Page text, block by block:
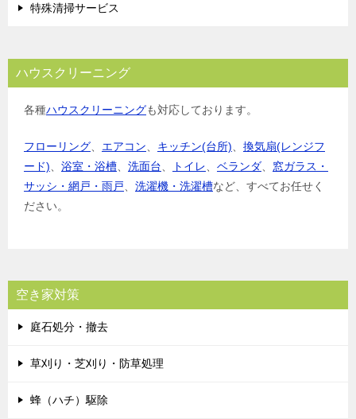
特殊清掃サービス
ハウスクリーニング
各種ハウスクリーニングも対応しております。
フローリング エアコン キッチン(台所)
換気扇(レンジフ
ード)
浴室・浴槽 洗面台 トイレ ベランダ
窓ガラス・
サッシ・網戸・雨戸
洗濯機・洗濯槽など、すべてお任せく
ださい。
空き家対策
庭石処分・撤去
草刈り・芝刈り・防草処理
蜂（ハチ）駆除